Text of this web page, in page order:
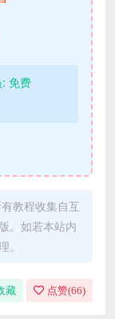
免费
教程收集自互
。如若本站内
藏 点赞(66)